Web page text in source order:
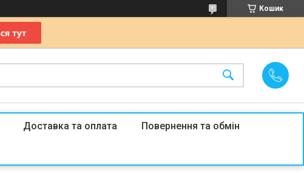
Кошик
Доставка та оплата Повернення та обмін